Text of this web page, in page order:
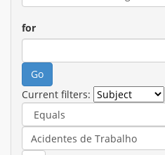
for
Current filters: